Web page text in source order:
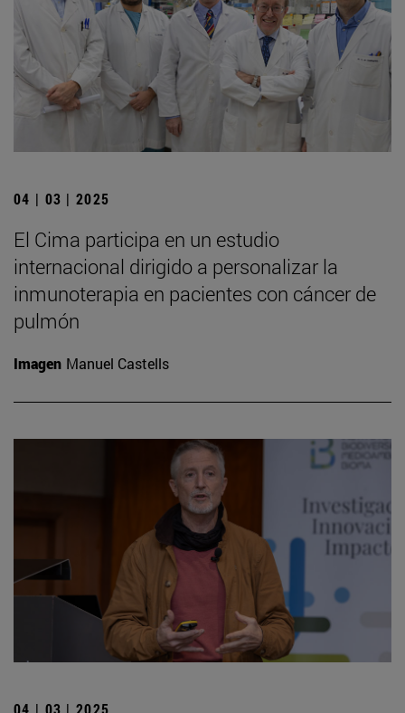
04 | 03 | 2025
El Cima participa en un estudio
internacional dirigido a personalizar la
inmunoterapia en pacientes con cáncer de
pulmón
Imagen Manuel Castells
04 | 03 | 2025